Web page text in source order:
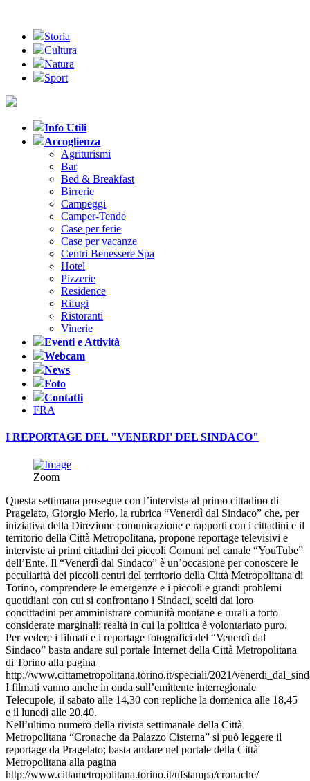
Storia
Cultura
Natura
Sport
Info Utili
Accoglienza
Agriturismi
Bar
Bed & Breakfast
Birrerie
Campeggi
Camper-Tende
Case per ferie
Case per vacanze
Centri Benessere Spa
Hotel
Pizzerie
Residence
Rifugi
Ristoranti
Vinerie
Eventi e Attività
Webcam
News
Foto
Contatti
FRA
I REPORTAGE DEL "VENERDI' DEL SINDACO"
Zoom
Questa settimana prosegue con l’intervista al primo cittadino di
Pragelato, Giorgio Merlo, la rubrica “Venerdì dal Sindaco” che, per
iniziativa della Direzione comunicazione e rapporti con i cittadini e il
territorio della Città Metropolitana, propone reportage televisivi e
interviste ai primi cittadini dei piccoli Comuni nel canale “YouTube”
dell’Ente. Il “Venerdì dal Sindaco” è un’occasione per conoscere le
peculiarità dei piccoli centri del territorio della Città Metropolitana di
Torino, comprendere le emergenze e i piccoli e grandi problemi
quotidiani con cui si confrontano i Sindaci, scelti dai loro
concittadini per amministrare comunità montane e rurali a torto
considerate marginali; realtà in cui la politica è volontariato puro.
Per vedere i filmati e i reportage fotografici del “Venerdì dal
Sindaco” basta andare sul portale Internet della Città Metropolitana
di Torino alla pagina
http://www.cittametropolitana.torino.it/speciali/2021/
I filmati vanno anche in onda sull’emittente interregionale
Telecupole, il sabato alle 14,30 con repliche la domenica alle 18,45
e il lunedì alle 20,40.
Nell’ultimo numero della rivista settimanale della Città
Metropolitana “Cronache da Palazzo Cisterna” si può leggere il
reportage da Pragelato; basta andare nel portale della Città
Metropolitana alla pagina
http://www.cittametropolitana.torino.it/ufstampa/cronache/